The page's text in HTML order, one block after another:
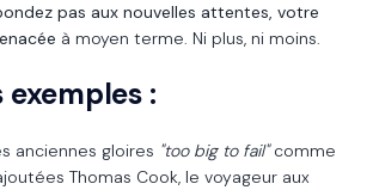
pas aux nouvelles attentes, votre
à moyen terme. Ni plus, ni moins.
exemples :
anciennes gloires "too big to fail"comme
Thomas Cook, le voyageur aux